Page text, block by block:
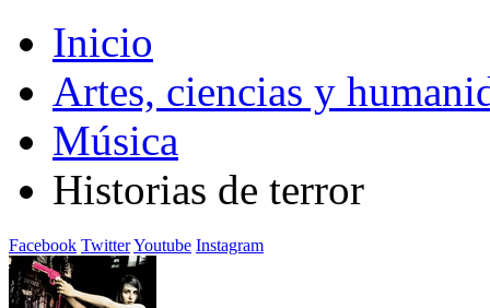
Inicio
Artes, ciencias y
Música
Historias de terror
Facebook TwitterYoutube Instagram